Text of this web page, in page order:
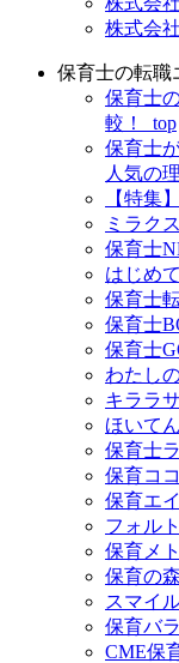
株式会
保育士の転職
保育士
較！_top
保育士
人気の
【特集
ミラク
保育⼠
はじめ
保育士
保育士
保育士
わたし
キララ
ほいて
保育士
保育ココ
保育エ
フォル
保育メ
保育の森
スマイ
保育バ
CME保